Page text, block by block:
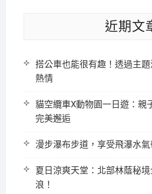
近期文
搭公車也能很有趣！透過主
熱情
貓空纜車X動物園一日遊：親
完美邂逅
漫步瀑布步道，享受飛瀑水氣
夏日涼爽天堂：北部林蔭秘
浪！